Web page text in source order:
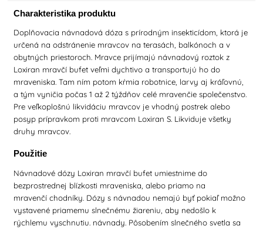
Charakteristika produktu
Doplňovacia návnadová dóza s prírodným insekticídom, ktorá je
určená na odstránenie mravcov na terasách, balkónoch a v
obytných priestoroch. Mravce prijímajú návnadový roztok z
Loxiran mravčí bufet veľmi dychtivo a transportujú ho do
mraveniska. Tam ním potom kŕmia robotnice, larvy aj kráľovnú,
a tým vyničia počas 1 až 2 týždňov celé mravenčie společenstvo.
Pre veľkoplošnú likvidáciu mravcov je vhodný postrek alebo
posyp prípravkom proti mravcom Loxiran S. Likviduje všetky
druhy mravcov.
Použitie
Návnadové dózy Loxiran mravčí bufet umiestnime do
bezprostrednej blízkosti mraveniska, alebo priamo na
mravenčí chodníky. Dózy s návnadou nemajú byť pokiaľ možno
vystavené priamemu slnečnému žiareniu, aby nedošlo k
rýchlemu vyschnutiu. návnady. Pôsobením slnečného svetla sa